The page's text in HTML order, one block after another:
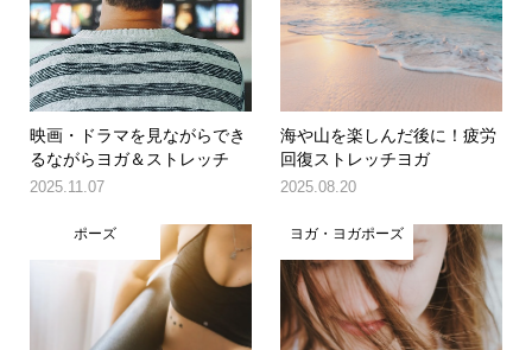
映画・ドラマを見ながらでき
るながらヨガ＆ストレッチ
2025.11.07
海や山を楽しんだ後に！疲労
回復ストレッチヨガ
2025.08.20
ポーズ ヨガ・ヨガポーズ